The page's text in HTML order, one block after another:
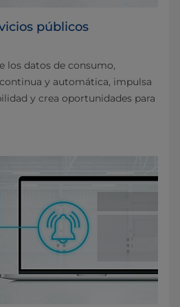
públicos
los datos de consumo,
y automática, impulsa
y crea oportunidades para